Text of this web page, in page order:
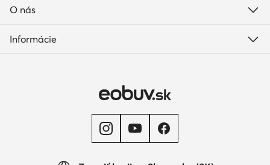
O nás
Informácie